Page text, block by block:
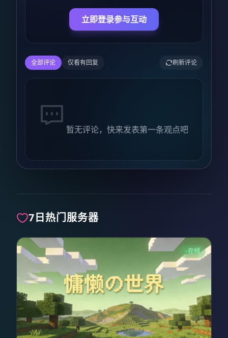
立即登录参与互动
全部评论 仅看有回复 刷新评论
暂无评论，快来发表第一条观点吧
7日热门服务器
在线